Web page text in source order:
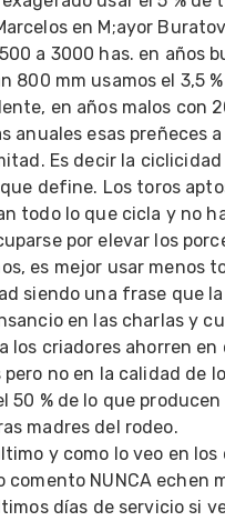
en M;ayor
a 3000 has. en años
800 mm usamos el 3,5
en años malos con
anuales esas preñeces
Es decir la
define. Los toros
todo lo que cicla y no
por elevar los
es mejor usar menos
siendo una frase que
en las charlas y
los criadores ahorren
pero no en la calidad de
50 % de lo que
madres del rodeo.
y como lo veo en los
comento NUNCA echen
días de servicio si